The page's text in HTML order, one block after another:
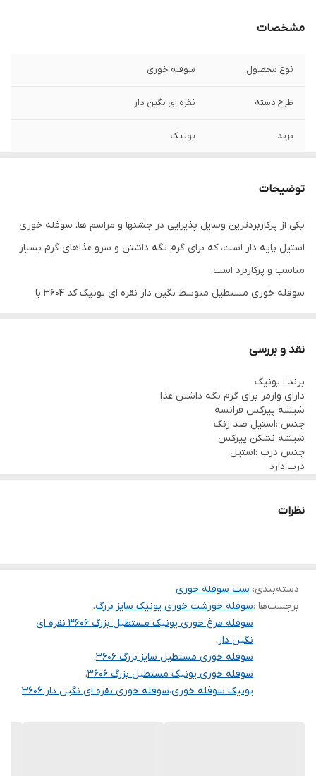
مشخصات
نوع محصول سوفله خوری
طرح دسته نقره ای نگین دار
برند یونیک
UN-3606
توضیحات
یکی از پرکاربردترین وسایل پذیرایی در جشنها و مراسم ها، سوفله خوری
استیل پایه دار است، که برای گرم نگه داشتن و سرو غذاهای گرم بسیار
مناسب و پرکاربرد است.
سوفله خوری مستطیل متوسط نگین دار نقره ای یونیک کد 3604 با
این محصول از جنس استیل ضد زنگ است و دارای درب استیل و وارمر
جهت گرم نگه داشتن غذا است .
زیر این ظرف دو جا شمعی تعبیه شده و گرمای کافی برای گرم نگه داشتن
انواع غذا ها را تامین می کند.
بدنه براق و دسته های زیبای این محصول ظاهری بسیار لوکس و
مناسب جشن ها و تشریفات خاص شما دارد.
نقد و بررسی
برند : یونیک
دارای وارمر برای گرم نگه داشتن غذا
شیشه پیرکس فرانسه
جنس :استیل ضد زنگ
شیشه نشکن پیرکس
جنس درب :استیل
درب:دارد
نظرات
دسته‌بندی: ست سوفله خوری
برچسب‌ها :سوفله خورشت خوری یونیک سایز بزرگ،
سوفله مرغ خوری یونیک مستطیل بزرگ ۳۶۰۶ نقره ای
نگین دار،
سوفله خوری مستطیل سایز بزرگ ۳۶۰۶
،
سوفله خوری یونیک مستطیل بزرگ ۳۶۰۶
،
یونیک سوفله خوری،سوفله خوری نقره ای نگین دار ۳۶۰۶